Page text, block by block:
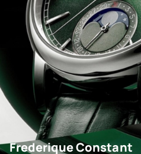
Frederique Constant